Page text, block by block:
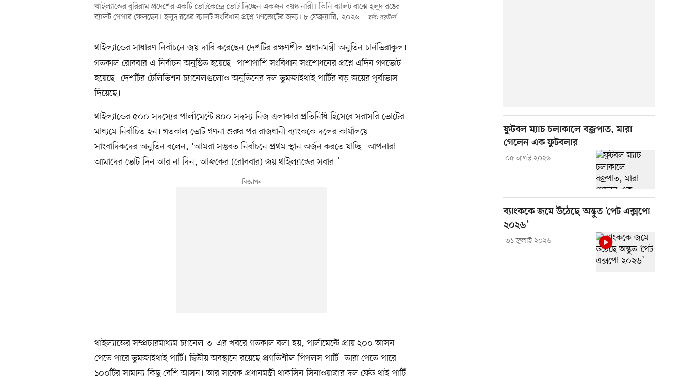
থাইল্যান্ডের বুরিরাম প্রদেশের একটি ভোটকেন্দ্রে ভোট দিচ্ছেন একজন বয়স্ক নারী। তিনি ব্যালট বাক্সে হলুদ রঙের
ব্যালট পেপার ফেলছেন। হলুদ রঙের ব্যালট সংবিধান প্রশ্নে গণভোটের জন্য। ৮ ফেব্রুয়ারি, ২০২৬
ছবি: রয়টার্স
থাইল্যান্ডের সাধারণ নির্বাচনে জয় দাবি করেছেন দেশটির রক্ষণশীল প্রধানমন্ত্রী অনুতিন চার্নভিরাকুল।
গতকাল রোববার এ নির্বাচন অনুষ্ঠিত হয়েছে। পাশাপাশি সংবিধান সংশোধনের প্রশ্নে এদিন গণভোট
হয়েছে। দেশটির টেলিভিশন চ্যানেলগুলোও অনুতিনের দল ভুমজাইথাই পার্টির বড় জয়ের পূর্বাভাস
দিয়েছে।
থাইল্যান্ডের ৫০০ সদস্যের পার্লামেন্টে ৪০০ সদস্য নিজ এলাকার প্রতিনিধি হিসেবে সরাসরি ভোটের
মাধ্যমে নির্বাচিত হন। গতকাল ভোট গণনা শুরুর পর রাজধানী ব্যাংককে দলের কার্যালয়ে
সাংবাদিকদের অনুতিন বলেন, ‘আমরা সম্ভবত নির্বাচনে প্রথম স্থান অর্জন করতে যাচ্ছি। আপনারা
আমাদের ভোট দিন আর না দিন, আজকের (রোববার) জয় থাইল্যান্ডের সবার।’
থাইল্যান্ডের সম্প্রচারমাধ্যম চ্যানেল ৩–এর খবরে গতকাল বলা হয়, পার্লামেন্টে প্রায় ২০০ আসন
পেতে পারে ভুমজাইথাই পার্টি। দ্বিতীয় অবস্থানে রয়েছে প্রগতিশীল পিপলস পার্টি। তারা পেতে পারে
১০০টির সামান্য কিছু বেশি আসন। আর সাবেক প্রধানমন্ত্রী থাকসিন সিনাওয়াত্রার দল ফেউ থাই পার্টি
ফুটবল ম্যাচ চলাকালে বজ্রপাত, মারা
গেলেন এক ফুটবলার
০৫ আগস্ট ২০২৬
ব্যাংককে জমে উঠেছে অদ্ভুত ‘পেট এক্সপো
২০২৬’
৩১ জুলাই ২০২৬